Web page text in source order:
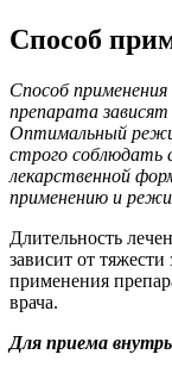
Способ
Способ
препарата
Оптимальный
строго соблюдать
лекарственной
применению и
Длительность
зависит от
применения
врача.
Для приема внутрь